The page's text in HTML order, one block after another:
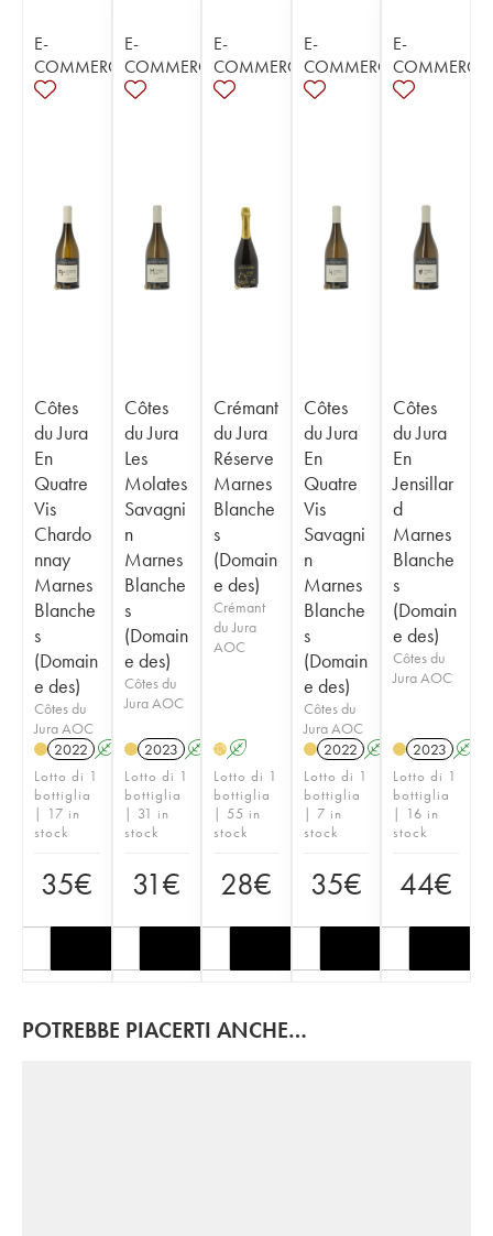
E-
COMMERCE
Côtes
du Jura
En
Quatre
Vis
Chardo
nnay
Marnes
Blanche
s
(Domain
e des)
Côtes du
Jura AOC
2022 A
Lotto di 1
bottiglia
| 17 in
stock
35€
E-
COMMERCE
Côtes
du Jura
Les
Molates
Savagni
n
Marnes
Blanche
s
(Domain
e des)
Côtes du
Jura AOC
2023 A
Lotto di 1
bottiglia
| 31 in
stock
31€
E-
COMMERCE
Crémant
du Jura
Réserve
Marnes
Blanche
s
(Domain
e des)
Crémant
du Jura
AOC
H A
Lotto di 1
bottiglia
| 55 in
stock
28€
E-
COMMERCE
Côtes
du Jura
En
Quatre
Vis
Savagni
n
Marnes
Blanche
s
(Domain
e des)
Côtes du
Jura AOC
2022 A
Lotto di 1
bottiglia
| 7 in
stock
35€
E-
COMMERCE
Côtes
du Jura
En
Jensillar
d
Marnes
Blanche
s
(Domain
e des)
Côtes du
Jura AOC
2023 A
Lotto di 1
bottiglia
| 16 in
stock
44€
POTREBBE PIACERTI ANCHE…